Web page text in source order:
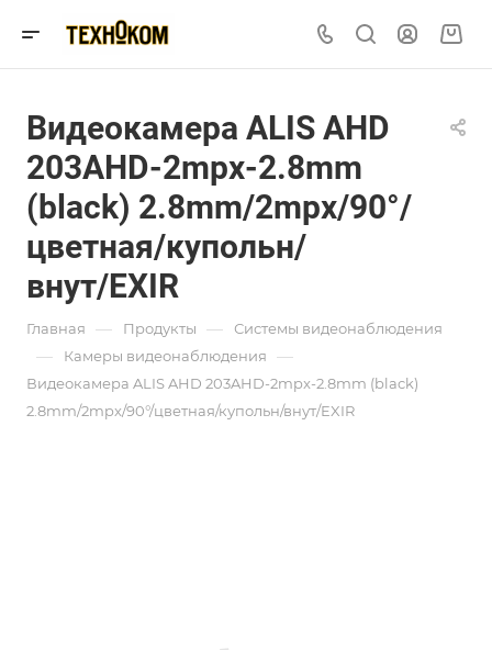
Видеокамера ALIS AHD
203AHD-2mpx-2.8mm
(black) 2.8mm/2mpx/90°/
цветная/купольн/
внут/EXIR
Главная — Продукты — Системы видеонаблюдения
— Камеры видеонаблюдения —
Видеокамера ALIS AHD 203AHD-2mpx-2.8mm (black)
2.8mm/2mpx/90°/цветная/купольн/внут/EXIR